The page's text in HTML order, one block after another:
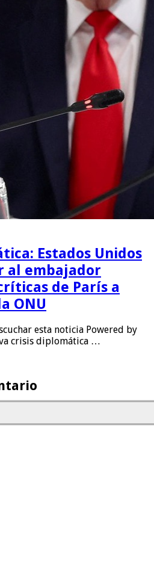
Estados Unidos
al embajador
de París a
ONU
esta noticia Powered by
crisis diplomática …